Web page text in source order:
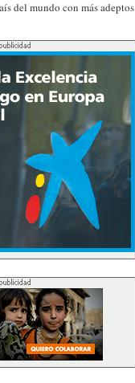
del mundo con más adeptos